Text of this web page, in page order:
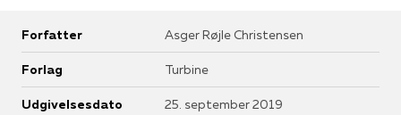
Forfatter Asger Røjle Christensen
Forlag Turbine
Udgivelsesdato 25. september 2019